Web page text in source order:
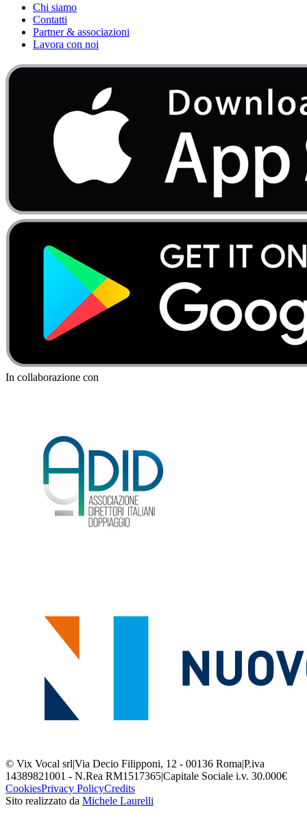
Chi siamo
Contatti
Partner & associazioni
Lavora con noi
In collaborazione con
© Vix Vocal srl|Via Decio Filipponi, 12 - 00136 Roma|P.iva
14389821001 - N.Rea RM1517365|Capitale Sociale i.v. 30.000€
CookiesPrivacy PolicyCredits
Sito realizzato da Michele Laurelli